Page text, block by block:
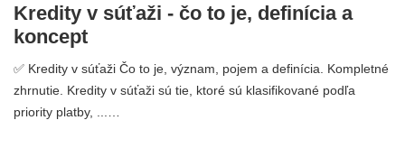
Kredity v súťaži - čo to je, definícia a
koncept
✅ Kredity v súťaži Čo to je, význam, pojem a definícia. Kompletné
zhrnutie. Kredity v súťaži sú tie, ktoré sú klasifikované podľa
priority platby, ...…